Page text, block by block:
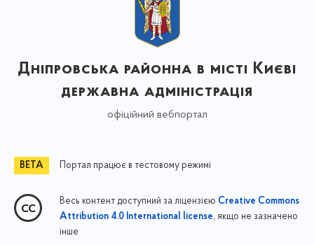
Дніпровська районна в місті Києві
державна адміністрація
офіційний вебпортал
Портал працює в тестовому режимі
Весь контент доступний за ліцензією Creative Commons
Attribution 4.0 International license, якщо не зазначено
інше